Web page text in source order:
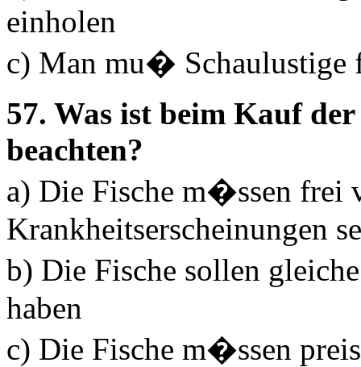
einholen
c) Man mu� Schaulustige
57. Was ist beim Kauf
beachten?
a) Die Fische m�ssen frei
Krankheitserscheinungen
b) Die Fische sollen
haben
c) Die Fische m�ssen